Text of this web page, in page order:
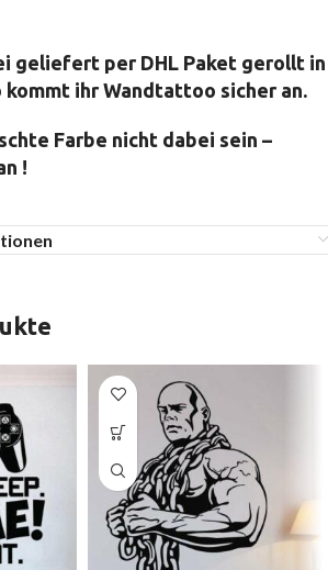
geliefert per DHL Paket gerollt in
kommt ihr Wandtattoo sicher an.
Farbe nicht dabei sein –
!